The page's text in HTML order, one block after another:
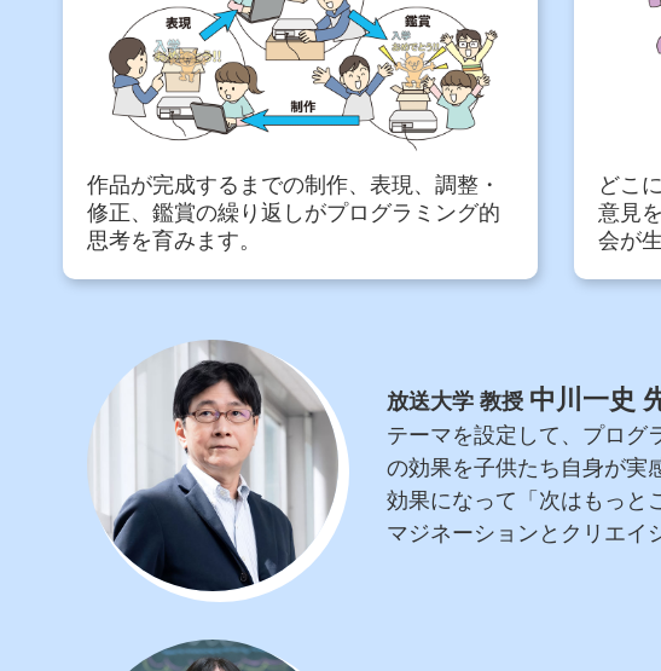
作品が完成するまでの制作、表現、調整・
修正、鑑賞の繰り返しがプログラミング的
思考を育みます。
どこ
意見
会が
放送大学 教授 中川一史
テーマを設定して、プログ
の効果を子供たち自身が実
効果になって「次はもっと
マジネーションとクリエイ